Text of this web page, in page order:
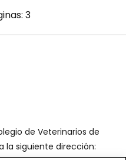
3
de Veterinarios de
la siguiente dirección: